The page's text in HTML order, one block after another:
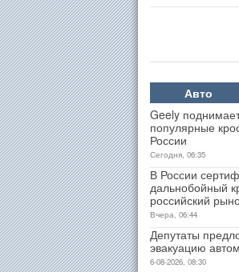
Авто
Geely
популярные
России
Сегодня, 06:35
В России
дальнобойный
российский
Вчера, 06:44
Депутаты
эвакуацию
6-08-2026, 08:30